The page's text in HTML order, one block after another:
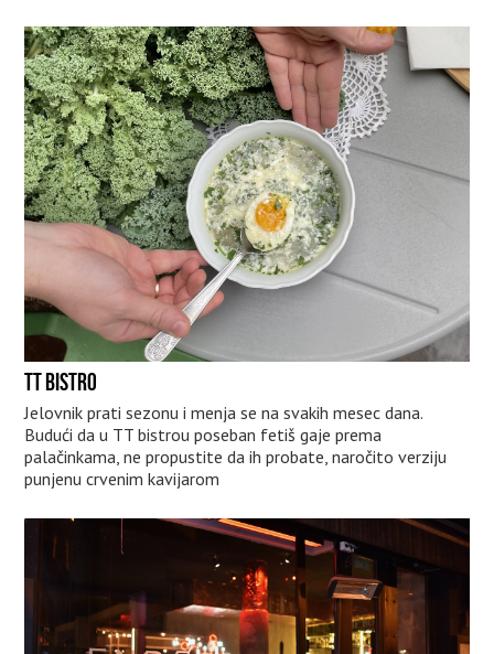
TT BISTRO
Jelovnik prati sezonu i menja se na svakih mesec dana.
Budući da u TT bistrou poseban fetiš gaje prema
palačinkama, ne propustite da ih probate, naročito verziju
punjenu crvenim kavijarom